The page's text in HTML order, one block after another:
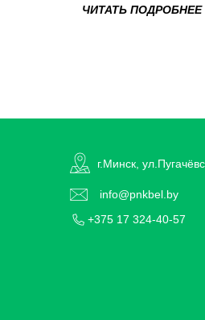
ЧИТАТЬ ПОДРОБНЕЕ
г.Минск,
info@pnkbel.by
+375 17 324-40-57